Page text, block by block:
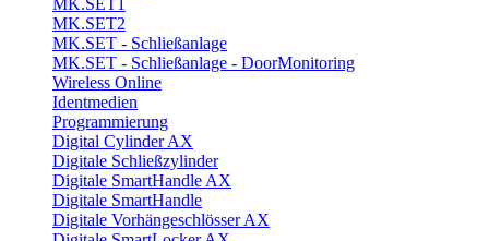
MK.SET2
MK.SET - Schließanlage
MK.SET - Schließanlage - DoorMonitoring
Wireless Online
Identmedien
Programmierung
Digital Cylinder AX
Digitale Schließzylinder
Digitale SmartHandle AX
Digitale SmartHandle
Digitale Vorhängeschlösser AX